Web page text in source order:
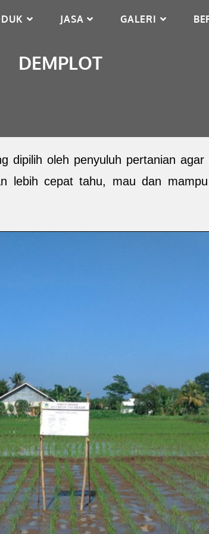
JASA GALERI
DEMPLOT
dipilih oleh penyuluh pertanian
lebih cepat tahu, mau dan